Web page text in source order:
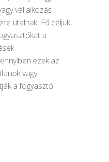
vállalkozás
utalnak. Fő céljuk,
a
ezek az
vagy
a fogyasztói